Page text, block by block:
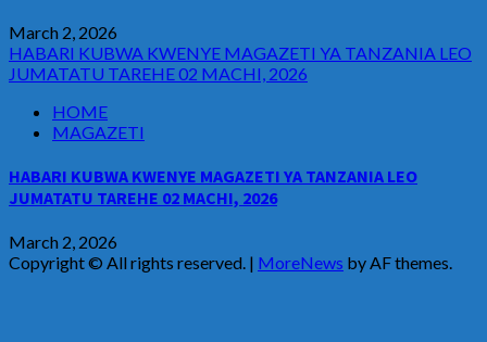
March 2, 2026
HABARI KUBWA KWENYE MAGAZETI YA TANZANIA LEO
JUMATATU TAREHE 02 MACHI, 2026
HOME
MAGAZETI
HABARI KUBWA KWENYE MAGAZETI YA TANZANIA LEO
JUMATATU TAREHE 02 MACHI, 2026
March 2, 2026
Copyright © All rights reserved. | MoreNews by AF themes.